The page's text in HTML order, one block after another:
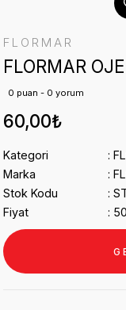
FLORMAR
FLORMAR
0 puan - 0 yorum
60,00₺
Kategori
Marka
Stok Kodu
Fiyat